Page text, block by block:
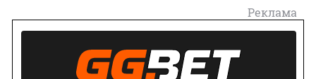
Реклама